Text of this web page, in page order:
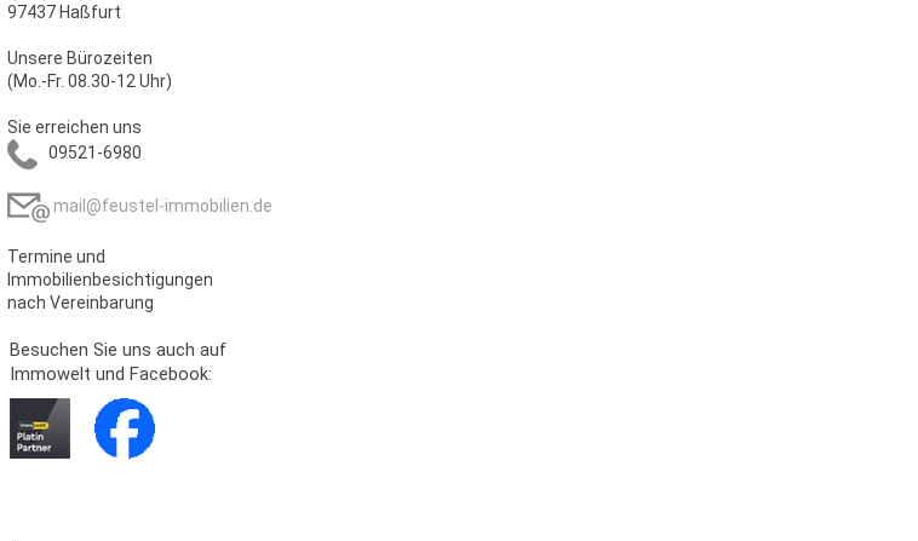
97437 Haßfurt
Unsere Bürozeiten
(Mo.-Fr. 08.30-12 Uhr)
Sie erreichen uns
09521-6980
mail@feustel-immobilien.de
Termine und
Immobilienbesichtigungen
nach Vereinbarung
Besuchen Sie uns auch auf
Immowelt und Facebook: